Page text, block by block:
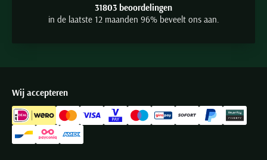
31803 beoordelingen
in de laatste 12 maanden 96% beveelt ons aan.
Wij accepteren